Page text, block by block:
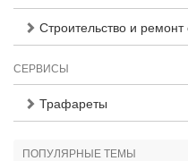
Строительство и
СЕРВИСЫ
Трафареты
ПОПУЛЯРНЫЕ ТЕМЫ